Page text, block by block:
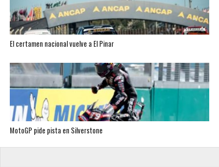
El certamen nacional vuelve a El Pinar
MotoGP pide pista en Silverstone